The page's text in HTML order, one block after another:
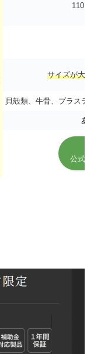
サイズが大
貝殻類、牛骨、プラステ
あ
公式